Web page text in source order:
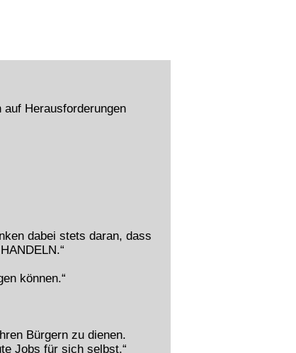
Herausforderungen
dabei stets daran, dass
können.“
Bürgern zu dienen.
Jobs für sich selbst.“